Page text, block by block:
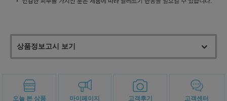
상품정보고시 보기
오늘 본 상품 마이페이지 고객후기 고객센터